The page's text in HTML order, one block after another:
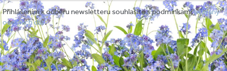
Přihlášením k odběru newsletteru souhlasíte s podmínkamiochrany
osobních dat.